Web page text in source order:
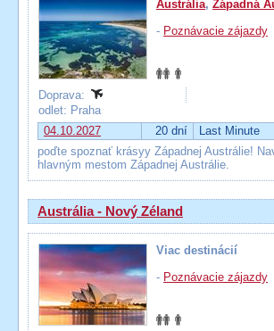
Austrália, Západná
- Poznávacie zájazdy
Doprava:
odlet: Praha
04.10.2027
20 dní Last Minute
poďte spoznať krásyy Západnej Austrálie!
hlavným mestom Západnej Austrálie.
Austrália - Nový Zéland
Viac destinácií
- Poznávacie zájazdy